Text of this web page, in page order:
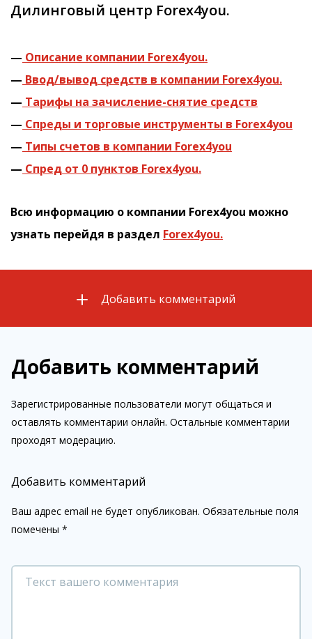
Дилинговый центр Forex4you.
— Описание компании Forex4you.
— Ввод/вывод средств в компании Forex4you.
— Тарифы на зачисление-снятие средств
— Cпреды и торговые инструменты в Forex4you
— Типы счетов в компании Forex4you
— Спред от 0 пунктов Forex4you.
Всю информацию о компании Forex4you можно
узнать перейдя в раздел Forex4you.
Добавить комментарий
Добавить комментарий
Зарегистрированные пользователи могут общаться и
оставлять комментарии онлайн. Остальные комментарии
проходят модерацию.
Добавить комментарий
Ваш адрес email не будет опубликован. Обязательные поля
помечены *